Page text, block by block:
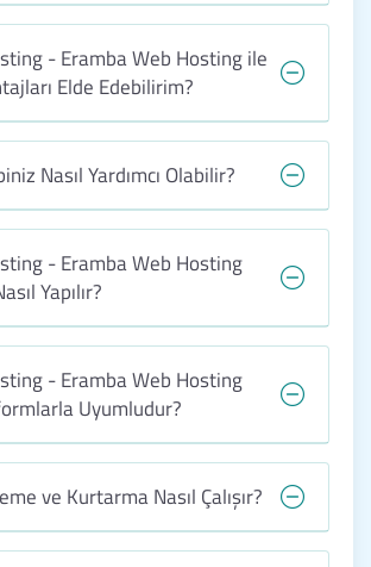
- Eramba Web Hosting ile
Elde Edebilirim?
Nasıl Yardımcı Olabilir?
- Eramba Web Hosting
Yapılır?
- Eramba Web Hosting
Uyumludur?
ve Kurtarma Nasıl Çalışır?